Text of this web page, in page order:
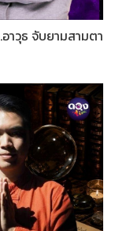
าวุธ จับยามสามตา